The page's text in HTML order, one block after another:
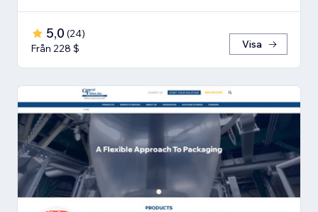
5,0 (24)
Från 228 $
Visa